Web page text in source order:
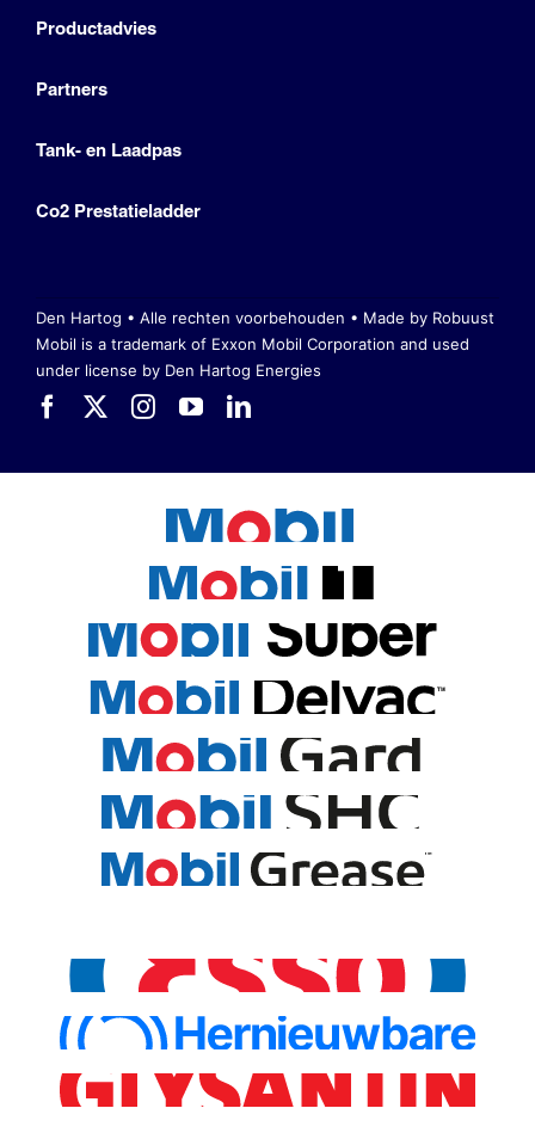
Productadvies
Partners
Tank- en Laadpas
Co2 Prestatieladder
Den Hartog • Alle rechten voorbehouden • Made by Robuust
Mobil is a trademark of Exxon Mobil Corporation and used
under license by Den Hartog Energies